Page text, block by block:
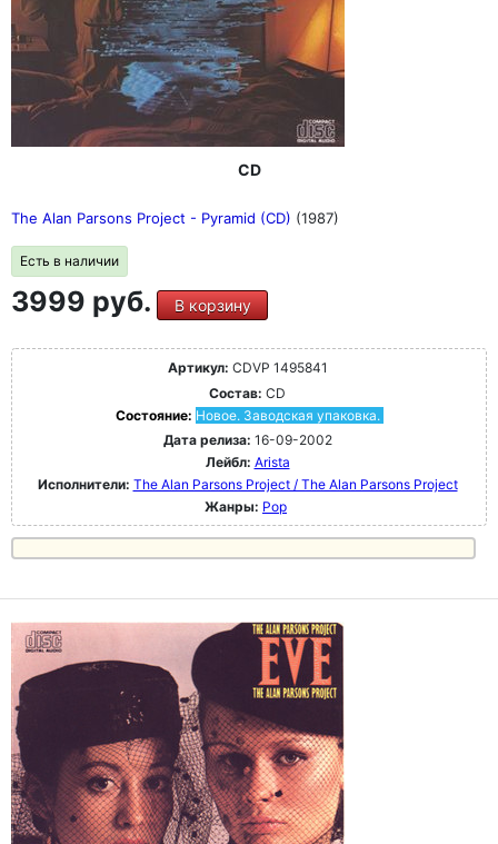
CD
The Alan Parsons Project - Pyramid (CD) (1987)
Есть в наличии
3999 руб. В корзину
Артикул: CDVP 1495841
Состав: CD
Состояние: Новое. Заводская упаковка.
Дата релиза: 16-09-2002
Лейбл: Arista
Исполнители: The Alan Parsons Project / The Alan Parsons Project
Жанры: Pop